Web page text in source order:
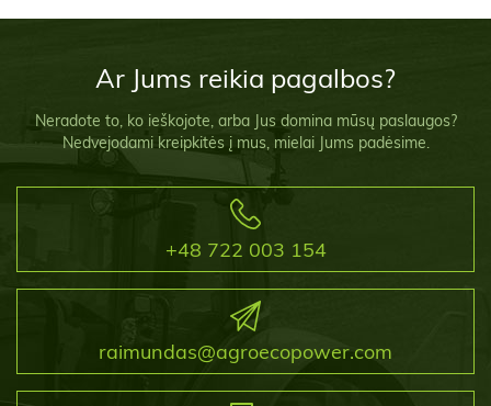
Ar Jums reikia pagalbos?
Neradote to, ko ieškojote, arba Jus domina mūsų paslaugos?
Nedvejodami kreipkitės į mus, mielai Jums padėsime.
+48 722 003 154
raimundas@agroecopower.com